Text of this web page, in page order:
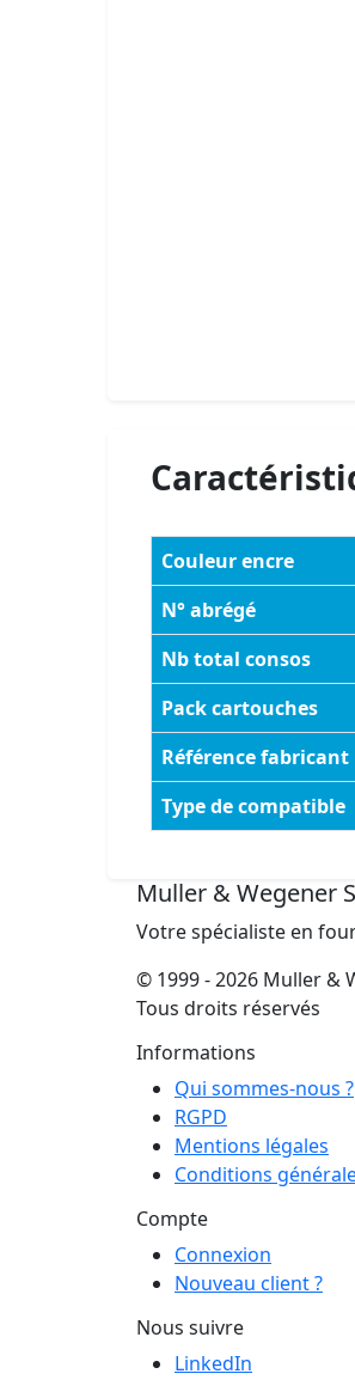
Couleur encre
N° abrégé
Nb total consos
Pack cartouches
Référence fabricant
Type de compatible
Muller & Wegener
Votre spécialiste en
© 1999 - 2026 Muller &
Tous droits réservés
Informations
Qui sommes-nous ?
RGPD
Mentions légales
Conditions
Compte
Connexion
Nouveau client ?
Nous suivre
LinkedIn